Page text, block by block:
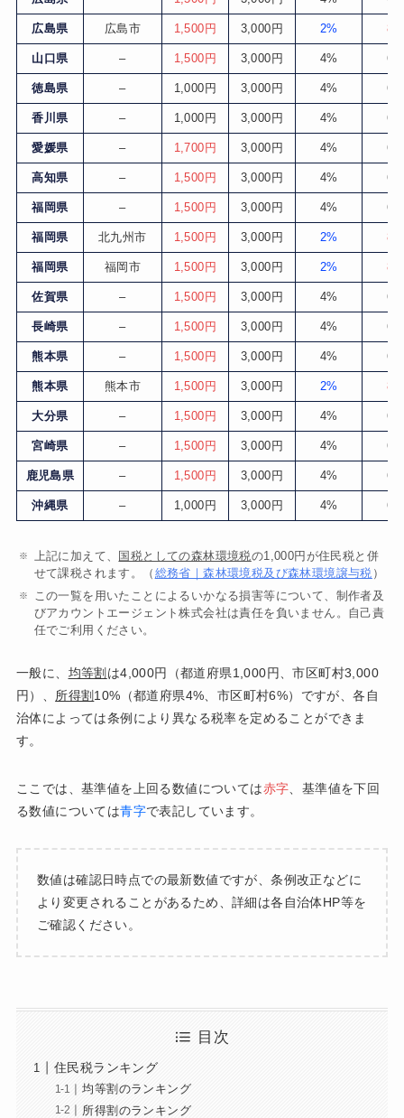
広島県 広島市 1,500円 3,000円 2% 8%
山口県 – 1,500円 3,000円 4% 6%
徳島県 – 1,000円 3,000円 4% 6%
香川県 – 1,000円 3,000円 4% 6%
愛媛県 – 1,700円 3,000円 4% 6%
高知県 – 1,500円 3,000円 4% 6%
福岡県 – 1,500円 3,000円 4% 6%
福岡県 北九州市 1,500円 3,000円 2% 8%
福岡県 福岡市 1,500円 3,000円 2% 8%
佐賀県 – 1,500円 3,000円 4% 6%
長崎県 – 1,500円 3,000円 4% 6%
熊本県 – 1,500円 3,000円 4% 6%
熊本県 熊本市 1,500円 3,000円 2% 8%
大分県 – 1,500円 3,000円 4% 6%
宮崎県 – 1,500円 3,000円 4% 6%
鹿児島県 – 1,500円 3,000円 4% 6%
沖縄県 – 1,000円 3,000円 4% 6%
上記に加えて、 国税としての森林環境税の1,000円が住民税と併
せて課税されます。（ 総務省｜森林環境税及び森林環境譲与税 ）
この一覧を用いたことによるいかなる損害等について、制作者及
びアカウントエージェント株式会社は責任を負いません。自己責
任でご利用ください。
一般に、 均等割 は4,000円（都道府県1,000円、市区町村3,000
円）、 所得割 10%（都道府県4%、市区町村6%）ですが、各自
治体によっては条例により異なる税率を定めることができま
す。
ここでは、基準値を上回る数値については赤字 、基準値を下回
る数値については青字で表記しています。
数値は確認日時点での最新数値ですが、条例改正などに
より変更されることがあるため、詳細は各自治体HP等を
ご確認ください。
目次
住民税ランキング
均等割のランキング
所得割のランキング